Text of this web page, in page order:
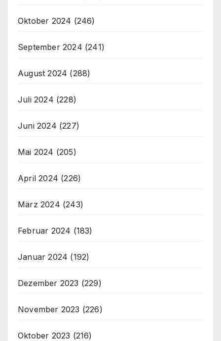
Oktober 2024 (246)
September 2024 (241)
August 2024 (288)
Juli 2024 (228)
Juni 2024 (227)
Mai 2024 (205)
April 2024 (226)
März 2024 (243)
Februar 2024 (183)
Januar 2024 (192)
Dezember 2023 (229)
November 2023 (226)
Oktober 2023 (216)